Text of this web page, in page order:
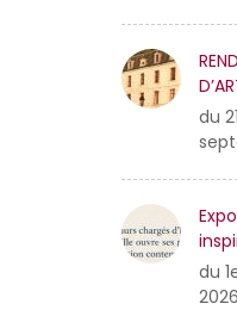
du
du
2026